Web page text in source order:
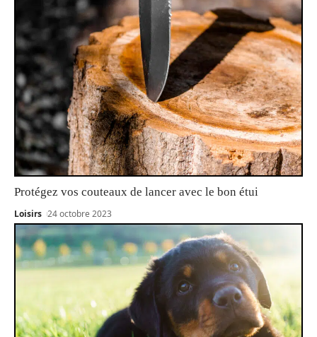
Protégez vos couteaux de lancer avec le bon étui
Loisirs 24 octobre 2023